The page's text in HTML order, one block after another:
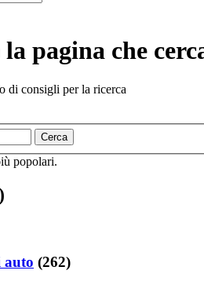
pagina che
di consigli per la ricerca
Cerca
popolari.
auto (262)